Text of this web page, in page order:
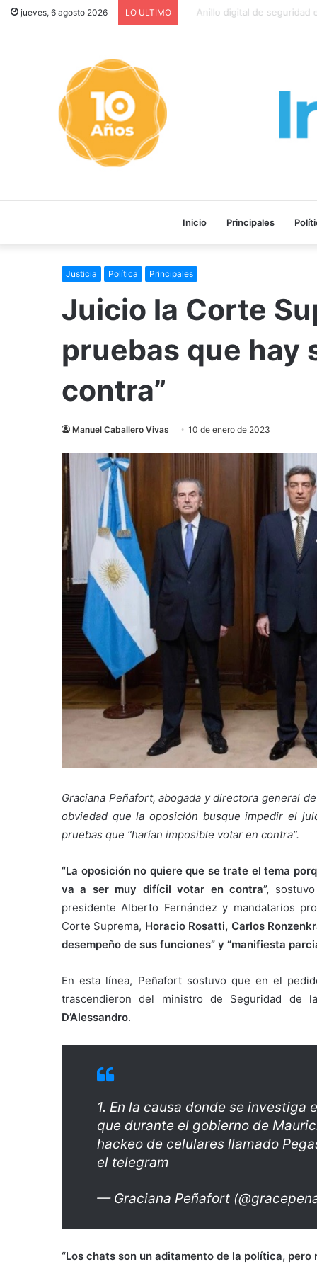
jueves, 6 agosto 2026 LO ULTIMO Anillo digital de seguridad
Inicio Principales
Justicia Política Principales
Juicio la Corte
pruebas que hay
contra”
Manuel Caballero Vivas 10 de enero de 2023
Graciana Peñafort, abogada y directora general
obviedad que la oposición busque impedir el
pruebas que “harían imposible votar en contra”.
“La oposición no quiere que se trate el tema
va a ser muy difícil votar en contra”,
presidente Alberto Fernández y mandatarios
Corte Suprema, Horacio Rosatti, Carlos
desempeño de sus funciones” y “manifiesta
En esta línea, Peñafort sostuvo que en el
trascendieron del ministro de Seguridad de
D’Alessandro.
1. En la causa donde se investiga
que durante el gobierno de
hackeo de celulares llamado
el telegram
— Graciana Peñafort
“Los chats son un aditamento de la política,